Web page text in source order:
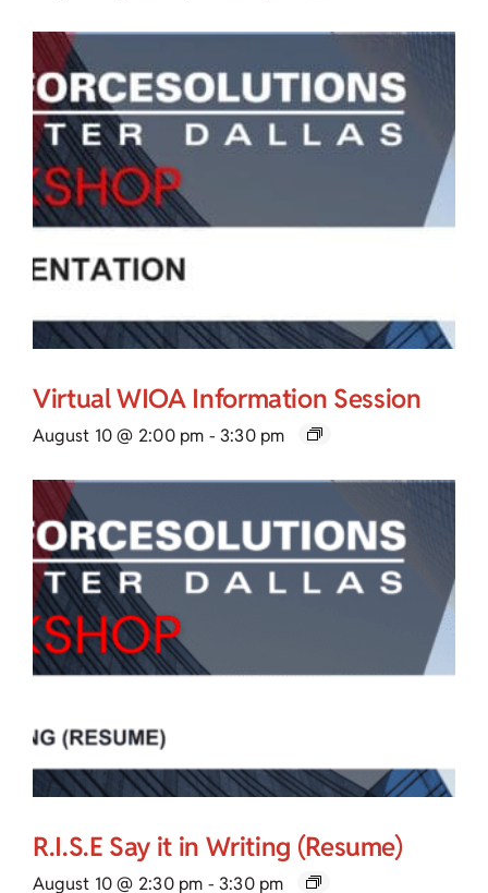
Virtual WIOA Information Session
August 10 @ 2:00 pm - 3:30 pm
R.I.S.E Say it in Writing (Resume)
August 10 @ 2:30 pm - 3:30 pm